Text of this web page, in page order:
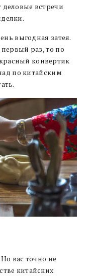
деловые встречи
выгодная затея.
раз, то по
конвертик
по китайским
вас точно не
китайских